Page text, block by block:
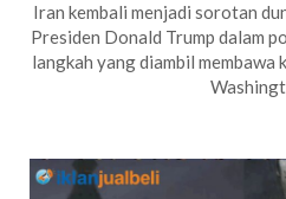
Iran kembali menjadi sorotan
Presiden Donald Trump dalam
langkah yang diambil membawa